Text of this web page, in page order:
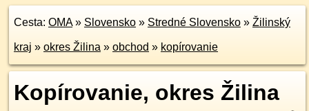
Cesta: OMA» Slovensko » Stredné Slovensko » Žilinský
kraj » okres Žilina » obchod » kopírovanie
Kopírovanie, okres Žilina